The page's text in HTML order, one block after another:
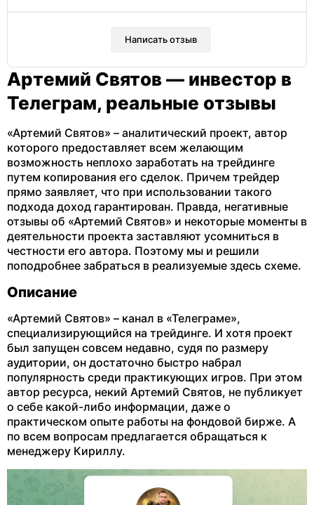
Написать отзыв
Артемий Святов — инвестор в
Телеграм, реальные отзывы
«Артемий Святов» – аналитический проект, автор
которого предоставляет всем желающим
возможность неплохо заработать на трейдинге
путем копирования его сделок. Причем трейдер
прямо заявляет, что при использовании такого
подхода доход гарантирован. Правда, негативные
отзывы об «Артемий Святов» и некоторые моменты в
деятельности проекта заставляют усомниться в
честности его автора. Поэтому мы и решили
поподробнее забраться в реализуемые здесь схеме.
Описание
«Артемий Святов» – канал в «Телеграме»,
специализирующийся на трейдинге. И хотя проект
был запущен совсем недавно, судя по размеру
аудитории, он достаточно быстро набрал
популярность среди практикующих игров. При этом
автор ресурса, некий Артемий Святов, не публикует
о себе какой-либо информации, даже о
практическом опыте работы на фондовой бирже. А
по всем вопросам предлагается обращаться к
менеджеру Кириллу.